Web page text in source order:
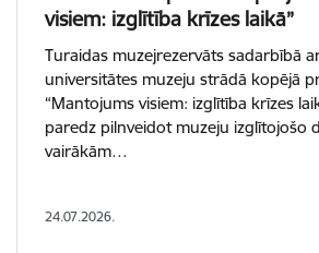
visiem: izglītība krīzes laikā”
Turaidas muzejrezervāts sadarbībā
universitātes muzeju strādā kopējā
“Mantojums visiem: izglītība krīzes
paredz pilnveidot muzeju izglītojošo
vairākām…
24.07.2026.